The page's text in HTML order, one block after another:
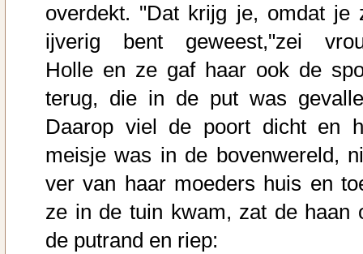
overdekt. "Dat krijg je, omdat je
ijverig bent geweest,"zei
Holle en ze gaf haar ook de
terug, die in de put was
Daarop viel de poort dicht en
meisje was in de bovenwereld,
ver van haar moeders huis en
ze in de tuin kwam, zat de haan
de putrand en riep: